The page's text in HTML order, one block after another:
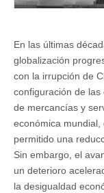
En las últimas
globalización
con la irrupción de
configuración de
de mercancías y
económica mundial,
permitido una
Sin embargo, el
un deterioro
la desigualdad